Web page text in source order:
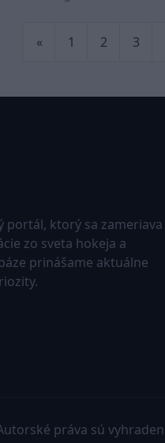
« 1 2 3
portál, ktorý sa zameriava
zo sveta hokeja a
prinášame aktuálne
práva sú